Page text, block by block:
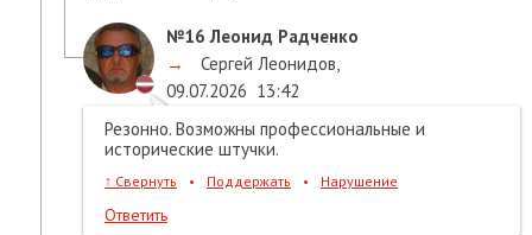
№16 Леонид Радченко
→
Сергей Леонидов,
09.07.2026 13:42
Резонно. Возможны профессиональные и
исторические штучки.
↑ Свернуть • Поддержать • Нарушение
Ответить